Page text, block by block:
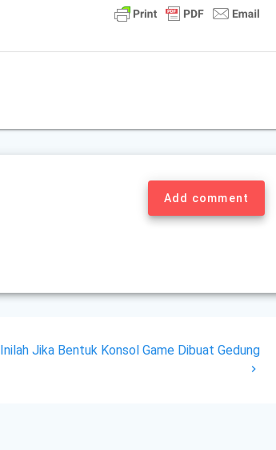
Add comment
Next
Inilah Jika Bentuk Konsol Game Dibuat Gedung